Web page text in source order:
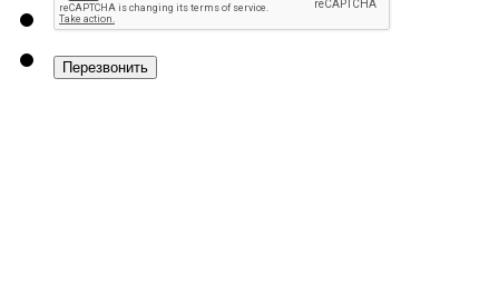
Перезвонить